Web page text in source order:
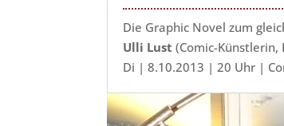
Die Graphic Novel zum
Ulli Lust(Comic-Künstlerin,
Di | 8.10.2013 | 20 Uhr |